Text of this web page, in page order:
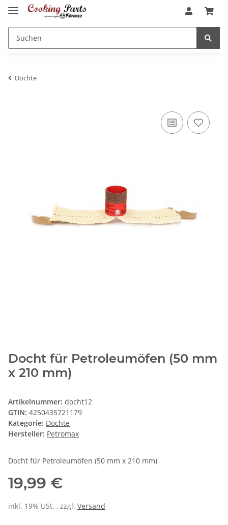
Dochte
Docht für Petroleumöfen (50 mm
x 210 mm)
Artikelnummer: docht12
GTIN: 4250435721179
Kategorie: Dochte
Hersteller: Petromax
Docht für Petroleumöfen (50 mm x 210 mm)
19,99 €
inkl. 19% USt. , zzgl. Versand